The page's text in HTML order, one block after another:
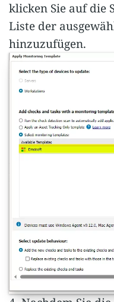
klicken Sie auf die
Liste der
hinzuzufügen.